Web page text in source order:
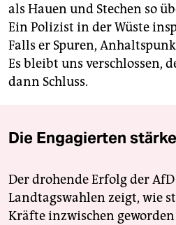
als Hauen und Stechen so
Ein Polizist in der Wüste
Falls er Spuren,
Es bleibt uns verschlossen,
dann Schluss.
Die Engagierten
Der drohende Erfolg der
Landtagswahlen zeigt, wie
Kräfte inzwischen